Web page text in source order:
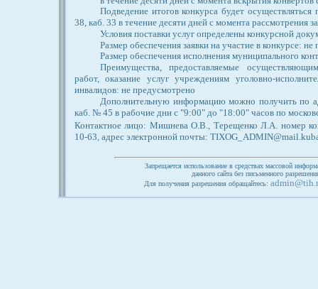
Подведение итогов конкурса будет
38, каб. 33 в течение десяти дней с момента рассмотрения
Условия поставки услуг определены конкурсной
Размер обеспечения заявки на участие в конкурсе:
Размер обеспечения исполнения муниципального
Преимущества, предоставляемые
работ, оказание услуг учреждениям уголовно-
инвалидов: не предусмотрено
Дополнительную информацию можно получить по
каб. № 45 в рабочие дни с "9:00" до "18:00" часов по
Контактное лицо: Мишнева О.В., Терещенко Л.А. номер
10-63, адрес электронной почты:
Запрещается использование в средствах массовой
данного сайта без письменного
Для получения разрешения обращайтесь: